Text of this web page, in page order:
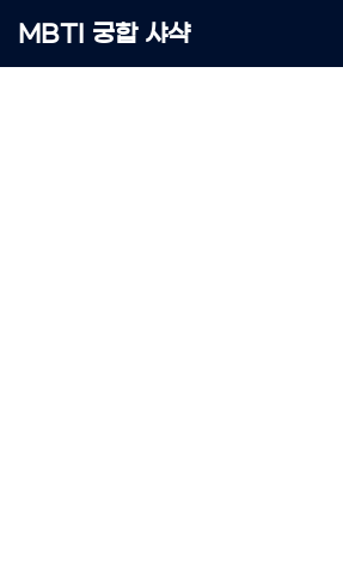
to
MBTI 궁합 샤샥